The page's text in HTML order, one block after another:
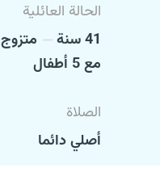
الحالة العائلية
41 سنة
متزوج
مع 5 أطفال
الصلاة
أصلي دائما